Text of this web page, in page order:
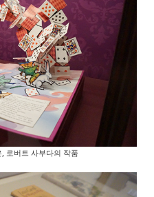
로버트 사부다의 작품